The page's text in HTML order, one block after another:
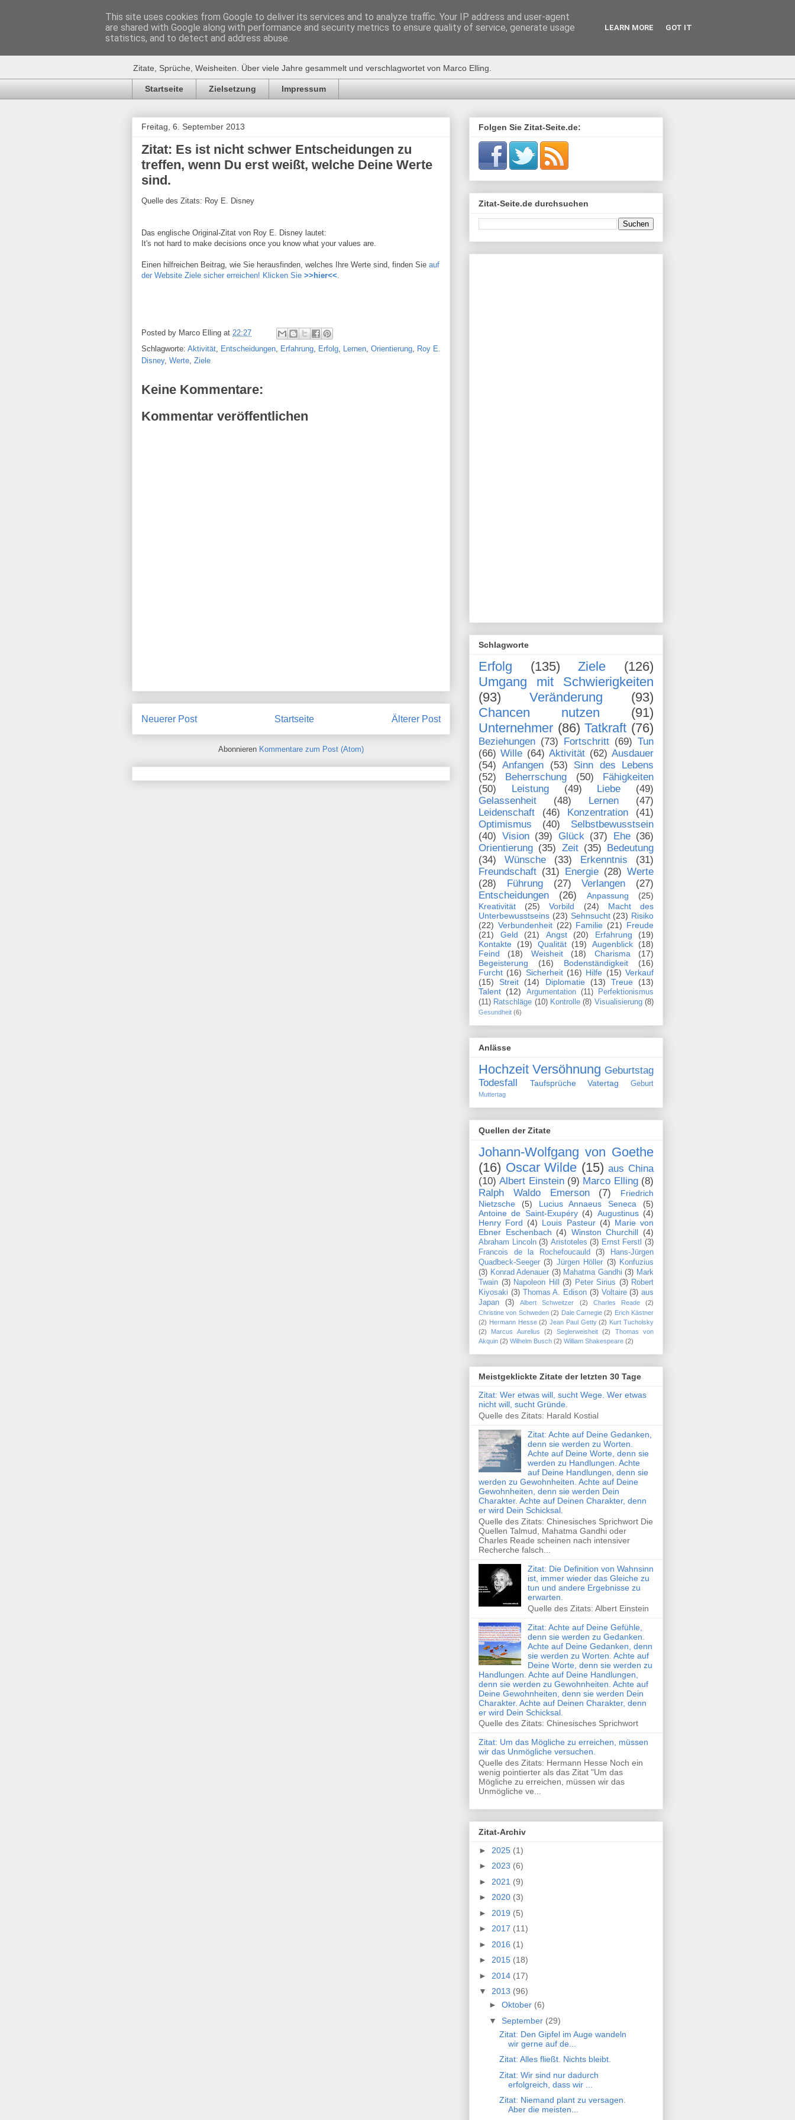
Zitat-Seite.de
Zitate, Sprüche, Weisheiten. Über viele Jahre gesammelt und verschlagwortet von Marco Elling.
Startseite Zielsetzung Impressum
Freitag, 6. September 2013
Zitat: Es ist nicht schwer Entscheidungen zu
treffen, wenn Du erst weißt, welche Deine Werte
sind.
Quelle des Zitats: Roy E. Disney
Das englische Original-Zitat von Roy E. Disney lautet:
It's not hard to make decisions once you know what your values are.
Einen hilfreichen Beitrag, wie Sie herausfinden, welches Ihre Werte sind, finden Sie auf
der Website Ziele sicher erreichen! Klicken Sie >>hier<<
Posted by Marco Elling at 22:27
Schlagworte: Aktivität Entscheidungen Erfahrung Erfolg Lernen Orientierung
Roy E.
Disney, Werte Ziele
Keine Kommentare:
Kommentar veröffentlichen
Neuerer Post Älterer Post
Startseite
Abonnieren Kommentare zum Post (Atom)
Folgen Sie Zitat-Seite.de:
Zitat-Seite.de durchsuchen
Schlagworte
Erfolg (135) Ziele
(126)
Umgang mit Schwierigkeiten
(93)
Veränderung
(93)
Chancen nutzen
(91)
Unternehmer (86) Tatkraft (76)
Beziehungen (73) Fortschritt (69) Tun
(66) Wille (64) Aktivität (62) Ausdauer
(54)
Anfangen (53)
Sinn des Lebens
(52)
Beherrschung (50)
Fähigkeiten
(50)
Leistung (49) Liebe
(49)
Gelassenheit
(48) Lernen
(47)
Leidenschaft
(46) Konzentration
(41)
Optimismus
(40)
Selbstbewusstsein
(40) Vision (39) Glück (37) Ehe (36)
Orientierung (35) Zeit (35) Bedeutung
(34)
Wünsche (33) Erkenntnis
(31)
Freundschaft (31) Energie (28) Werte
(28)
Führung (27) Verlangen
(27)
Entscheidungen
(26) Anpassung
(25)
Kreativität
(25) Vorbild (24)
Macht des
Unterbewusstseins (23) Sehnsucht (23) Risiko
(22) Verbundenheit (22) Familie (21) Freude
(21)
Geld (21) Angst (20) Erfahrung
(19)
Kontakte
(19) Qualität (19) Augenblick
(18)
Feind
(18) Weisheit (18) Charisma
(17)
Begeisterung
(16) Bodenständigkeit
(16)
Furcht (16) Sicherheit (16) Hilfe (15) Verkauf
(15)
Streit (14) Diplomatie (13) Treue
(13)
Talent (12) Argumentation (11)
Perfektionismus
(11) Ratschläge (10) Kontrolle (8) Visualisierung (8)
Gesundheit (6)
Anlässe
Hochzeit Versöhnung Geburtstag
Todesfall
Taufsprüche Vatertag Geburt
Muttertag
Quellen der Zitate
Johann-Wolfgang von Goethe
(16) Oscar Wilde (15) aus China
(10) Albert Einstein (9) Marco Elling (8)
Ralph Waldo Emerson
(7)
Friedrich
Nietzsche
(5) Lucius Annaeus Seneca
(5)
Antoine de Saint-Exupéry (4) Augustinus (4)
Henry Ford (4) Louis Pasteur (4) Marie von
Ebner Eschenbach (4) Winston Churchill (4)
Abraham Lincoln (3) Aristoteles (3) Ernst Ferstl (3)
Francois de la Rochefoucauld
(3)
Hans-Jürgen
Quadbeck-Seeger (3) Jürgen Höller (3) Konfuzius
(3) Konrad Adenauer (3) Mahatma Gandhi (3) Mark
Twain (3) Napoleon Hill (3) Peter Sirius (3) Robert
Kiyosaki (3) Thomas A. Edison (3) Voltaire (3) aus
Japan
(3) Albert Schweitzer (2) Charles Reade
(2)
Christine von Schweden (2) Dale Carnegie (2) Erich Kästner
(2) Hermann Hesse (2) Jean Paul Getty (2) Kurt Tucholsky
(2)
Marcus Aurelius (2) Seglerweisheit (2)
Thomas von
Akquin (2) Wilhelm Busch (2) William Shakespeare (2)
Meistgeklickte Zitate der letzten 30 Tage
Zitat: Wer etwas will, sucht Wege. Wer etwas
nicht will, sucht Gründe.
Quelle des Zitats: Harald Kostial
Zitat: Achte auf Deine Gedanken,
denn sie werden zu Worten.
Achte auf Deine Worte, denn sie
werden zu Handlungen. Achte
auf Deine Handlungen, denn sie
werden zu Gewohnheiten. Achte auf Deine
Gewohnheiten, denn sie werden Dein
Charakter. Achte auf Deinen Charakter, denn
er wird Dein Schicksal.
Quelle des Zitats: Chinesisches Sprichwort Die
Quellen Talmud, Mahatma Gandhi oder
Charles Reade scheinen nach intensiver
Recherche falsch...
Zitat: Die Definition von Wahnsinn
ist, immer wieder das Gleiche zu
tun und andere Ergebnisse zu
erwarten.
Quelle des Zitats: Albert Einstein
Zitat: Achte auf Deine Gefühle,
denn sie werden zu Gedanken.
Achte auf Deine Gedanken, denn
sie werden zu Worten. Achte auf
Deine Worte, denn sie werden zu
Handlungen. Achte auf Deine Handlungen,
denn sie werden zu Gewohnheiten. Achte auf
Deine Gewohnheiten, denn sie werden Dein
Charakter. Achte auf Deinen Charakter, denn
er wird Dein Schicksal.
Quelle des Zitats: Chinesisches Sprichwort
Zitat: Um das Mögliche zu erreichen, müssen
wir das Unmögliche versuchen.
Quelle des Zitats: Hermann Hesse Noch ein
wenig pointierter als das Zitat "Um das
Mögliche zu erreichen, müssen wir das
Unmögliche ve...
Zitat-Archiv
► 2025 (1)
► 2023 (6)
► 2021 (9)
► 2020 (3)
► 2019 (5)
► 2017 (11)
► 2016 (1)
► 2015 (18)
► 2014 (17)
▼ 2013 (96)
► Oktober (6)
▼ September (29)
Zitat: Den Gipfel im Auge wandeln
wir gerne auf de...
Zitat: Alles fließt. Nichts bleibt.
Zitat: Wir sind nur dadurch
erfolgreich, dass wir ...
Zitat: Niemand plant zu versagen.
Aber die meisten...
This site uses cookies from Google to deliver its services and to analyze traffic. Your IP address and user-agent
are shared with Google along with performance and security metrics to ensure quality of service, generate usage
statistics, and to detect and address abuse.
LEARN MORE GOT IT